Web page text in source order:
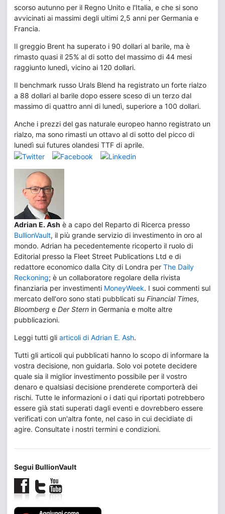
scorso autunno per il Regno Unito e l'Italia, e che si sono
avvicinati ai massimi degli ultimi 2,5 anni per Germania e
Francia.
Il greggio Brent ha superato i 90 dollari al barile, ma è
rimasto quasi il 25% al di sotto del massimo di 44 mesi
raggiunto lunedì, vicino ai 120 dollari.
Il benchmark russo Urals Blend ha registrato un forte rialzo
a 88 dollari al barile dopo essere sceso di un terzo dal
massimo di quattro anni di lunedì, superiore a 100 dollari.
Anche i prezzi del gas naturale europeo hanno registrato un
rialzo, ma sono rimasti un ottavo al di sotto del picco di
lunedì sui futures olandesi TTF di aprile.
Adrian E. Ash è a capo del Reparto di Ricerca presso
BullionVault, il più grande servizio di investimento in oro al
mondo. Adrian ha pecedentemente ricoperto il ruolo di
Editorial presso la Fleet Street Publications Ltd e di
redattore economico dalla City di Londra per The Daily
Reckoning; è un collaboratore regolare della rivista
finanziaria per investimenti MoneyWeek. I suoi commenti sul
mercato dell'oro sono stati pubblicati su Financial Times,
Bloomberg e Der Stern in Germania e molte altre
pubblicazioni.
Leggi tutti gli articoli di Adrian E. Ash.
Tutti gli articoli qui pubblicati hanno lo scopo di informare la
vostra decisione, non guidarla. Solo voi potete decidere
quale sia il miglior investimento possibile per il vostro
denaro e qualsiasi decisione prenderete comporterà dei
rischi. Tutte le informazioni o i dati qui riportati potrebbero
essere già stati superati dagli eventi e dovrebbero essere
verificati con un'altra fonte, nel caso in cui decidiate di
agire. Consultate i nostri termini e condizioni.
Segui BullionVault